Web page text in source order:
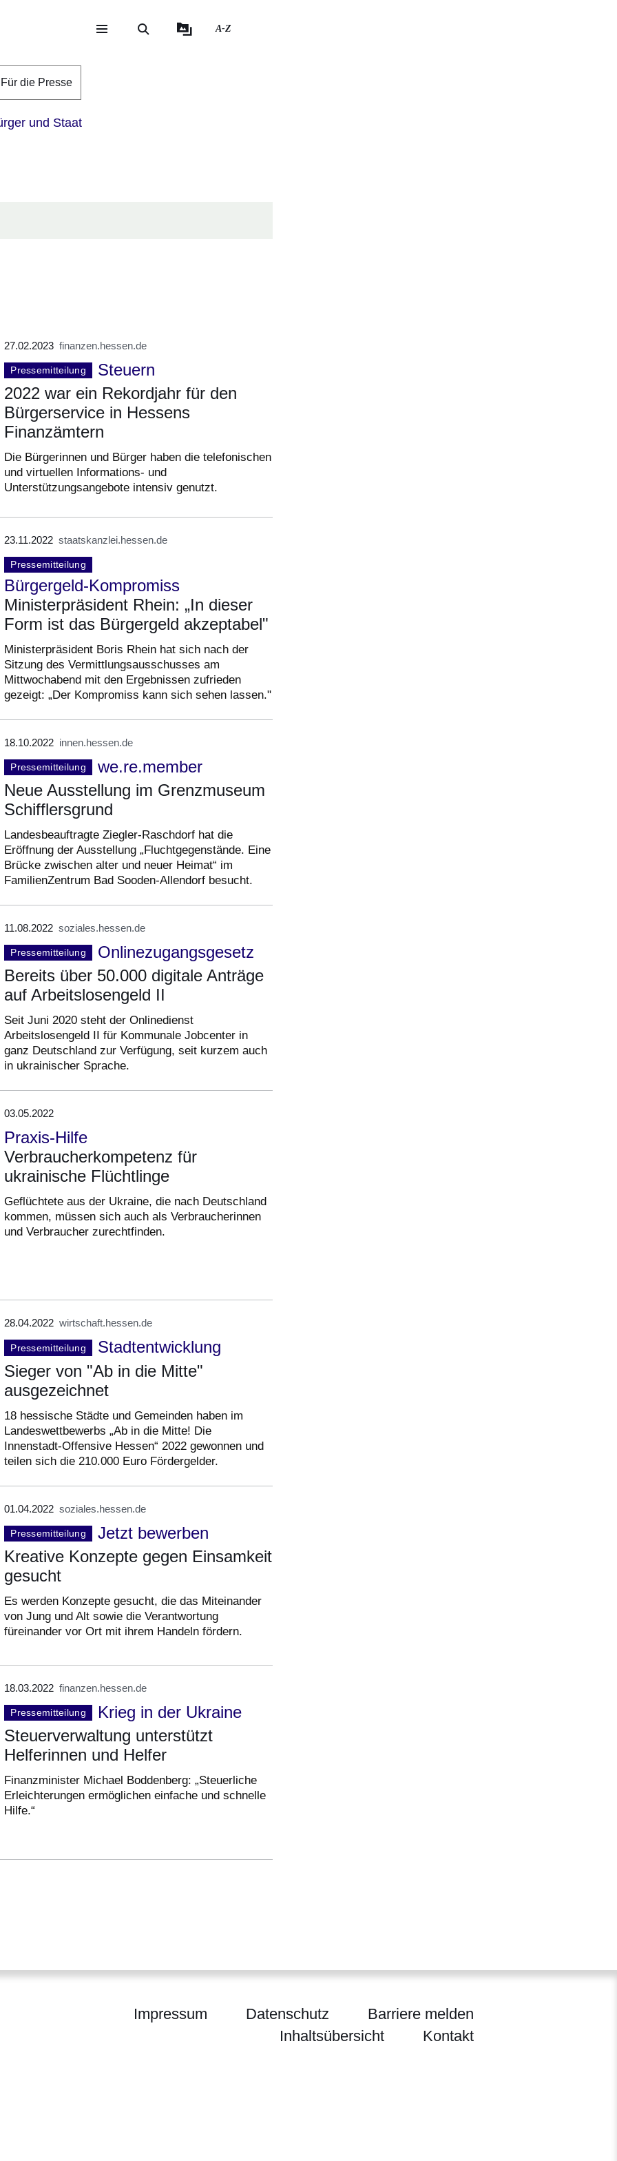
A-Z
Für die Presse
und Staat
27.02.2023 finanzen.hessen.de
Pressemitteilung
Steuern
2022 war ein Rekordjahr für den
Bürgerservice in Hessens
Finanzämtern
Die Bürgerinnen und Bürger haben die telefonischen
und virtuellen Informations- und
Unterstützungsangebote intensiv genutzt.
23.11.2022 staatskanzlei.hessen.de
Pressemitteilung
Bürgergeld-Kompromiss
Ministerpräsident Rhein: „In dieser
Form ist das Bürgergeld akzeptabel"
Ministerpräsident Boris Rhein hat sich nach der
Sitzung des Vermittlungsausschusses am
Mittwochabend mit den Ergebnissen zufrieden
gezeigt: „Der Kompromiss kann sich sehen lassen."
18.10.2022 innen.hessen.de
Pressemitteilung
we.re.member
Neue Ausstellung im Grenzmuseum
Schifflersgrund
Landesbeauftragte Ziegler-Raschdorf hat die
Eröffnung der Ausstellung „Fluchtgegenstände. Eine
Brücke zwischen alter und neuer Heimat“ im
FamilienZentrum Bad Sooden-Allendorf besucht.
11.08.2022 soziales.hessen.de
Pressemitteilung
Onlinezugangsgesetz
Bereits über 50.000 digitale Anträge
auf Arbeitslosengeld II
Seit Juni 2020 steht der Onlinedienst
Arbeitslosengeld II für Kommunale Jobcenter in
ganz Deutschland zur Verfügung, seit kurzem auch
in ukrainischer Sprache.
03.05.2022
Praxis-Hilfe
Verbraucherkompetenz für
ukrainische Flüchtlinge
Geflüchtete aus der Ukraine, die nach Deutschland
kommen, müssen sich auch als Verbraucherinnen
und Verbraucher zurechtfinden.
28.04.2022 wirtschaft.hessen.de
Pressemitteilung
Stadtentwicklung
Sieger von "Ab in die Mitte"
ausgezeichnet
18 hessische Städte und Gemeinden haben im
Landeswettbewerbs „Ab in die Mitte! Die
Innenstadt-Offensive Hessen“ 2022 gewonnen und
teilen sich die 210.000 Euro Fördergelder.
01.04.2022 soziales.hessen.de
Pressemitteilung
Jetzt bewerben
Kreative Konzepte gegen Einsamkeit
gesucht
Es werden Konzepte gesucht, die das Miteinander
von Jung und Alt sowie die Verantwortung
füreinander vor Ort mit ihrem Handeln fördern.
18.03.2022 finanzen.hessen.de
Pressemitteilung
Krieg in der Ukraine
Steuerverwaltung unterstützt
Helferinnen und Helfer
Finanzminister Michael Boddenberg: „Steuerliche
Erleichterungen ermöglichen einfache und schnelle
Hilfe.“
Impressum Datenschutz
Barriere melden
Inhaltsübersicht
Kontakt